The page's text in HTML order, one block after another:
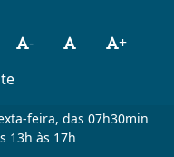
-
+
feira, das 07h30min
13h às 17h